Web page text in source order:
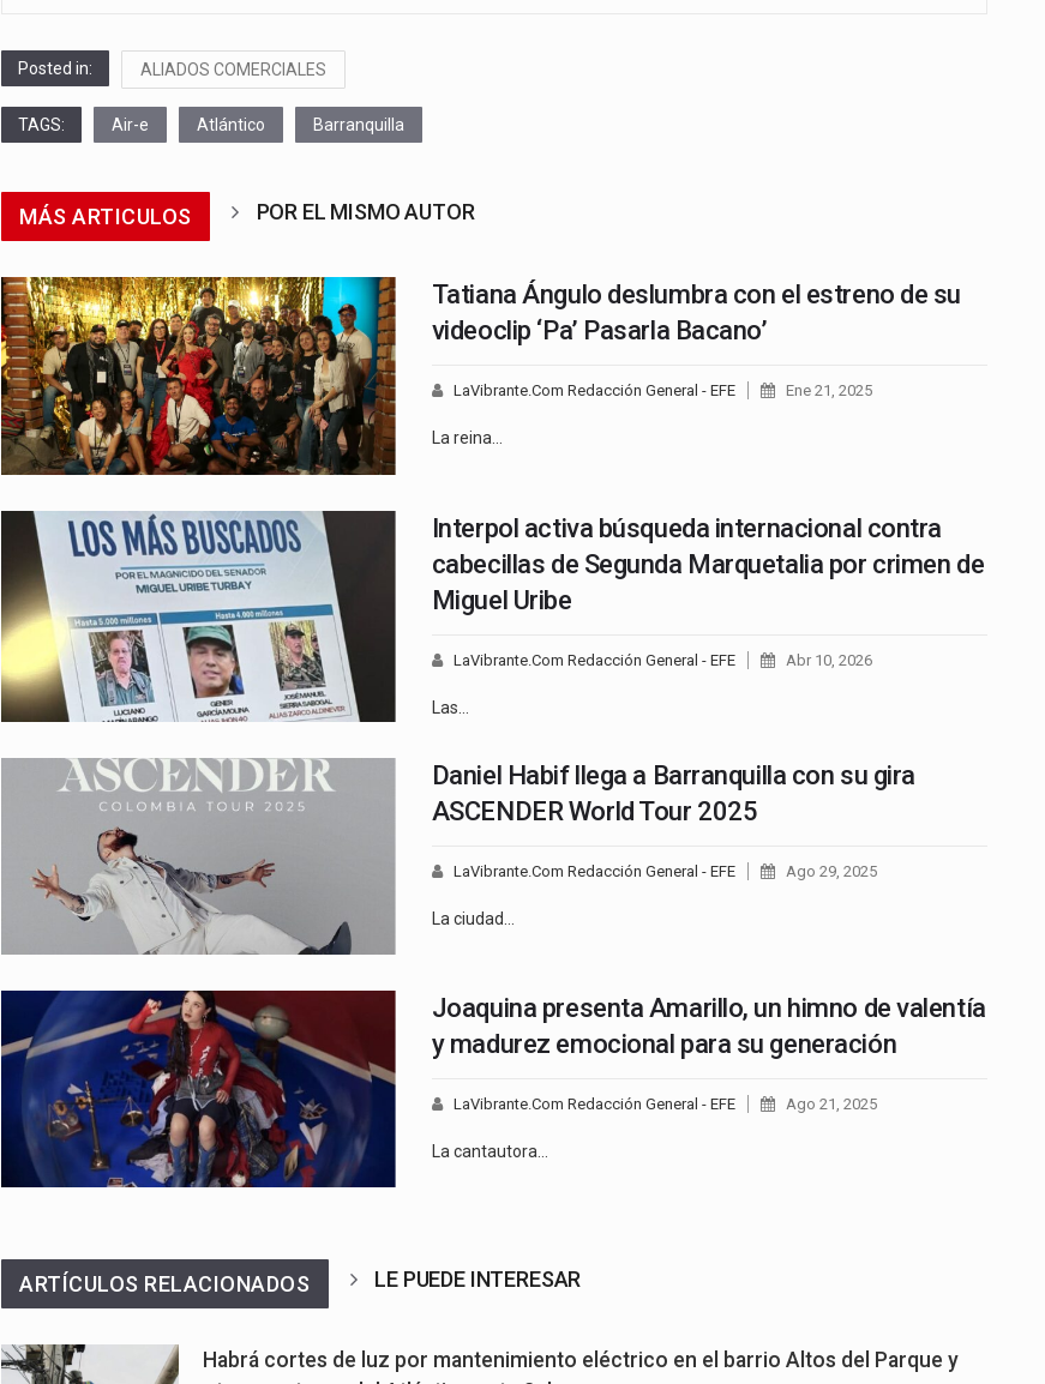
Posted in: ALIADOS COMERCIALES
TAGS: Air-e Atlántico Barranquilla
MÁS ARTICULOS POR EL MISMO AUTOR
Tatiana Ángulo deslumbra con el estreno de su
videoclip ‘Pa’ Pasarla Bacano’
LaVibrante.Com Redacción General - EFE Ene 21, 2025
La reina…
Interpol activa búsqueda internacional contra
cabecillas de Segunda Marquetalia por crimen de
Miguel Uribe
LaVibrante.Com Redacción General - EFE Abr 10, 2026
Las…
Daniel Habif llega a Barranquilla con su gira
ASCENDER World Tour 2025
LaVibrante.Com Redacción General - EFE Ago 29, 2025
La ciudad…
Joaquina presenta Amarillo, un himno de valentía
y madurez emocional para su generación
LaVibrante.Com Redacción General - EFE Ago 21, 2025
La cantautora…
ARTÍCULOS RELACIONADOS LE PUEDE INTERESAR
Habrá cortes de luz por mantenimiento eléctrico en el barrio Altos del Parque y